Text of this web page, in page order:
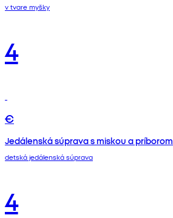
v tvare myšky
4
€
Jedálenská súprava s miskou a príborom
detská jedálenská súprava
4